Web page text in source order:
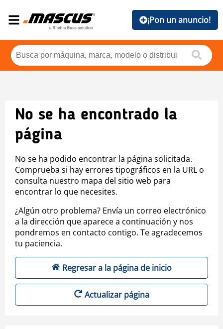
¡Pon un anuncio!
No se ha encontrado la
página
No se ha podido encontrar la página solicitada.
Comprueba si hay errores tipográficos en la URL o
consulta nuestro mapa del sitio web para
encontrar lo que necesites.
¿Algún otro problema? Envía un correo electrónico
a la dirección que aparece a continuación y nos
pondremos en contacto contigo. Te agradecemos
tu paciencia.
Regresar a la página de inicio
Actualizar página